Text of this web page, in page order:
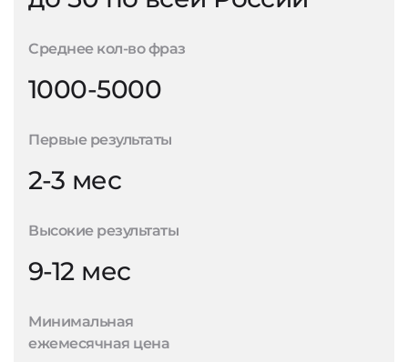
Среднее кол-во фраз
1000-5000
Первые результаты
2-3 мес
Высокие результаты
9-12 мес
Минимальная
ежемесячная цена